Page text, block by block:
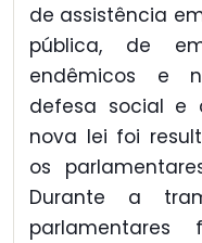
de assistência
pública, de
endêmicos e
defesa social e
nova lei foi
os
Durante a
parlamentares